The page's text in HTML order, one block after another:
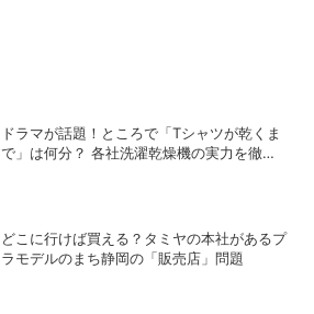
ドラマが話題！ところで「Tシャツが乾くま
で」は何分？ 各社洗濯乾燥機の実力を徹底
どこに行けば買える？タミヤの本社があるプ
ラモデルのまち静岡の「販売店」問題